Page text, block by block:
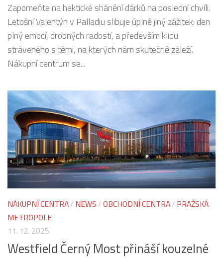
Zapomeňte na hektické shánění dárků na poslední chvíli.
Letošní Valentýn v Palladiu slibuje úplně jiný zážitek: den
plný emocí, drobných radostí, a především klidu
stráveného s těmi, na kterých nám skutečně záleží.
Nákupní centrum se...
NÁKUPNÍ CENTRA/ NEWS /OBCHODNÍ CENTRA/ PRAŽSKÁ
METROPOLE
11. 12. 2025
Westfield Černý Most přináší kouzelné